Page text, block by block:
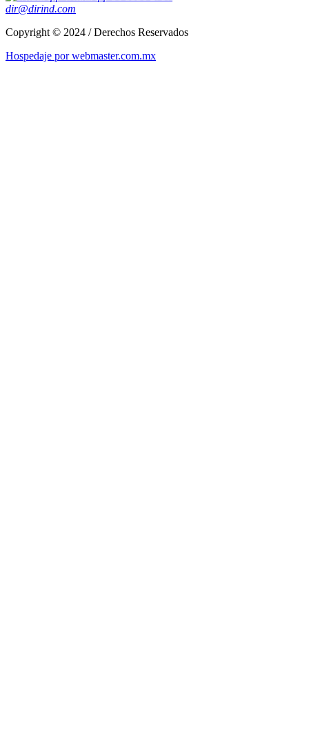
dir@dirind.com
Copyright © 2024 / Derechos Reservados
Hospedaje por webmaster.com.mx